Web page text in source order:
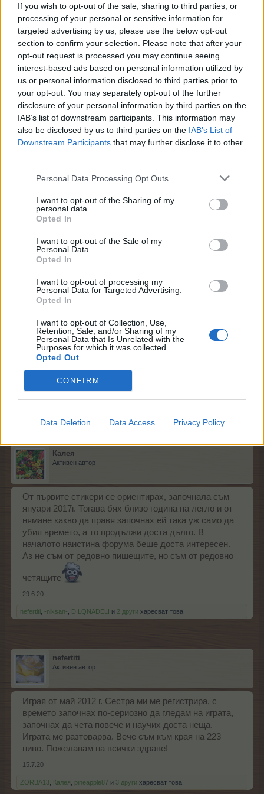
If you wish to opt-out of the sale, sharing to third parties, or
processing of your personal or sensitive information for
targeted advertising by us, please use the below opt-out
section to confirm your selection. Please note that after your
opt-out request is processed you may continue seeing
interest-based ads based on personal information utilized by
us or personal information disclosed to third parties prior to
your opt-out. You may separately opt-out of the further
disclosure of your personal information by third parties on the
IAB’s list of downstream participants. This information may
also be disclosed by us to third parties on the IAB’s List of
Downstream Participants that may further disclose it to other
Personal Data Processing Opt Outs
I want to opt-out of the Sharing of my
personal data.
Opted In
I want to opt-out of the Sale of my
Personal Data.
Opted In
I want to opt-out of processing my
Personal Data for Targeted Advertising.
Opted In
I want to opt-out of Collection, Use,
Retention, Sale, and/or Sharing of my
Personal Data that Is Unrelated with the
Purposes for which it was collected.
Opted Out
CONFIRM
Data Deletion Data Access Privacy Policy
pineapple87
Нека посъбудим малко темата.
28.6.20
.TAINNA.харесва това.
Team Leader
02.2011 с малки прекъсвания
28.6.20
pineapple87и.TAINNA.харесват това.
.TAINNA.
Жива легенда
Исках да видя кога съм започнала, но не намирам
мястото. До колкото си спомням беше май или юни
2010 Имам прекъсвания, но пак се връщам
28.6.20
Калея
Активен автор
От първите стикери се ориентирах, започнала съм
януари 2017г. Тогава бях близо година на легло и от
нямане какво да правя започнах ей така уж само да
убия времето, а то продължи доста дълго. В
началото наистина форума беше доста интересен.
Аз не съм от редовно пишещите, но съм от редовно
четящите
29.6.20
nefertiti -niksan- DILQNADELI и 2 други харесват това.
nefertiti
Активен автор
Играя от май 2012 г. Сестра ми ме регистрира, с
времето започнах по-сериозно да гледам на играта,
започнах да чета повече и научих доста неща.
Играта ме разтоварва. Вече съм към края на 223
ниво. Пожелавам на всички здраве!
15.7.20
ZORBA13 Калея pineapple87 и 3 други харесват това.